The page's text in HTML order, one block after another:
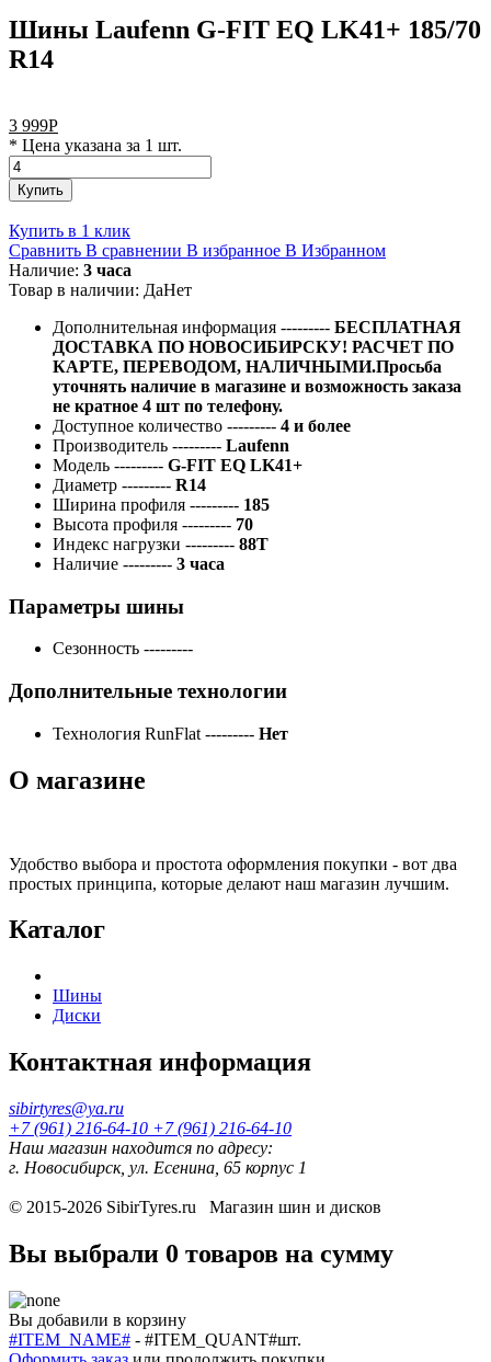
Шины Laufenn G-FIT EQ LK41+ 185/70
R14
3 999Р
* Цена указана за 1 шт.
Купить
Купить в 1 клик
Сравнить В сравнении В избранное В Избранном
Наличие: 3 часа
Товар в наличии: ДаНет
Дополнительная информация --------- БЕСПЛАТНАЯ
ДОСТАВКА ПО НОВОСИБИРСКУ! РАСЧЕТ ПО
КАРТЕ, ПЕРЕВОДОМ, НАЛИЧНЫМИ.Просьба
уточнять наличие в магазине и возможность заказа
не кратное 4 шт по телефону.
Доступное количество --------- 4 и более
Производитель --------- Laufenn
Модель --------- G-FIT EQ LK41+
Диаметр --------- R14
Ширина профиля --------- 185
Высота профиля --------- 70
Индекс нагрузки --------- 88T
Наличие --------- 3 часа
Параметры шины
Сезонность ---------
Дополнительные технологии
Технология RunFlat --------- Нет
О магазине
Удобство выбора и простота оформления покупки - вот два
простых принципа, которые делают наш магазин лучшим.
Каталог
Шины
Диски
Контактная информация
sibirtyres@ya.ru
+7 (961) 216-64-10 +7 (961) 216-64-10
Наш магазин находится по адресу:
г. Новосибирск, ул. Есенина, 65 корпус 1
© 2015-2026 SibirTyres.ru Магазин шин и дисков
Вы выбрали 0 товаров на сумму
Вы добавили в корзину
#ITEM_NAME# - #ITEM_QUANT#шт.